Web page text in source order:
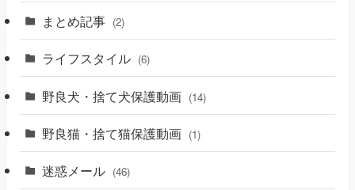
まとめ記事 (2)
ライフスタイル (6)
野良犬・捨て犬保護動画 (14)
野良猫・捨て猫保護動画 (1)
迷惑メール (46)